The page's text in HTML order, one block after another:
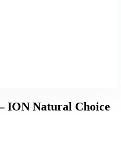
ION Natural Choice